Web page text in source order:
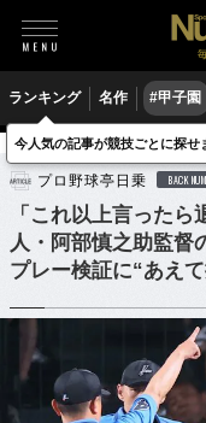
ランキング 名作 #甲子園
野球 プロ野球
プロ野球亭日乗 BACK
「これ以上言った
人・阿部慎之助監督
プレー検証に“あえ
今人気の記事が競技ごとに探せ